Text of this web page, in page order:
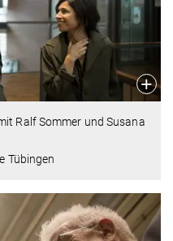
Ralf Sommer und Susana
Tübingen